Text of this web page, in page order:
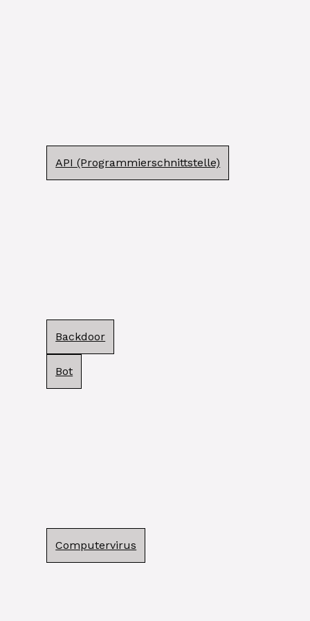
API (Programmierschnittstelle)
Backdoor
Bot
Computervirus